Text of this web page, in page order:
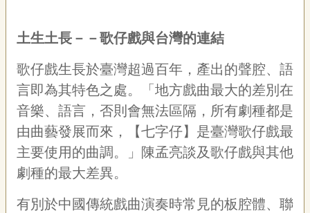
訊
政
府
網
站
料
開
放
宣
土生土長－－歌仔戲與台灣的連結
歌仔戲生長於臺灣超過百年，產出的聲腔、語
言即為其特色之處。「地方戲曲最大的差別在
音樂、語言，否則會無法區隔，所有劇種都是
由曲藝發展而來，【七字仔】是臺灣歌仔戲最
主要使用的曲調。」陳孟亮談及歌仔戲與其他
劇種的最大差異。
有別於中國傳統戲曲演奏時常見的板腔體、聯